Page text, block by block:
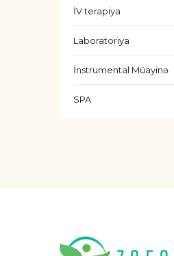
İV terapiya
Laboratoriya
İnstrumental Müayinə
SPA